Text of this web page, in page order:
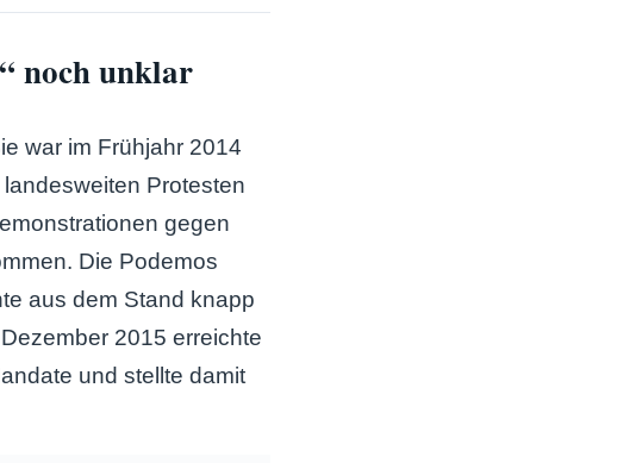
noch unklar
war im Frühjahr 2014
Protesten
gegen
Die Podemos
aus dem Stand knapp
2015 erreichte
und stellte damit